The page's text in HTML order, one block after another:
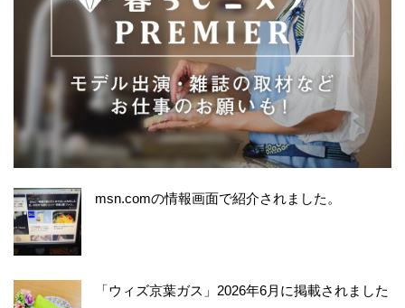
msn.comの情報画面で紹介されました。
「ウィズ京葉ガス」2026年6月に掲載されました